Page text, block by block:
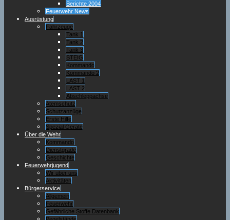
Berichte 2004
Feuerwehr News
Ausrüstung
Fahrzeuge
Tank 1
Tank 2
Tank 3
STEIG
Kommando
Kommando 2
LAST 1
LAST 2
Abschleppachse
Atemschutz
Schutzanzüge
Erste Hilfe
Spezial Geräte
Über die Wehr
Kommando
Dienstgrade
Geschichte
Feuerwehrjugend
Wir über uns
Aktivitäten
Bürgerservice
Allgemein
Feuerwehr
Gefährliche Stoffe Datenbank